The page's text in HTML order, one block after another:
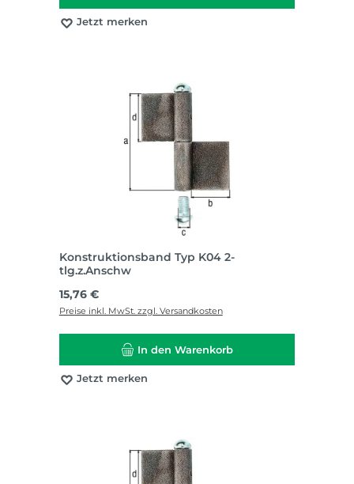
Jetzt merken
Konstruktionsband Typ K04 2-
tlg.z.Anschw
Regulärer Preis:
15,76 €
Preise inkl. MwSt. zzgl. Versandkosten
In den Warenkorb
Jetzt merken